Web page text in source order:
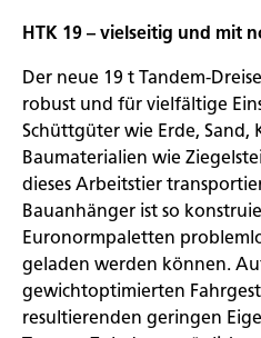
HTK 19 – vielseitig und mit
Der neue 19 t Tandem-
robust und für vielfältige
Schüttgüter wie Erde, Sand,
Baumaterialien wie
dieses Arbeitstier
Bauanhänger ist so
Euronormpaletten
geladen werden können.
gewichtoptimierten
resultierenden geringen